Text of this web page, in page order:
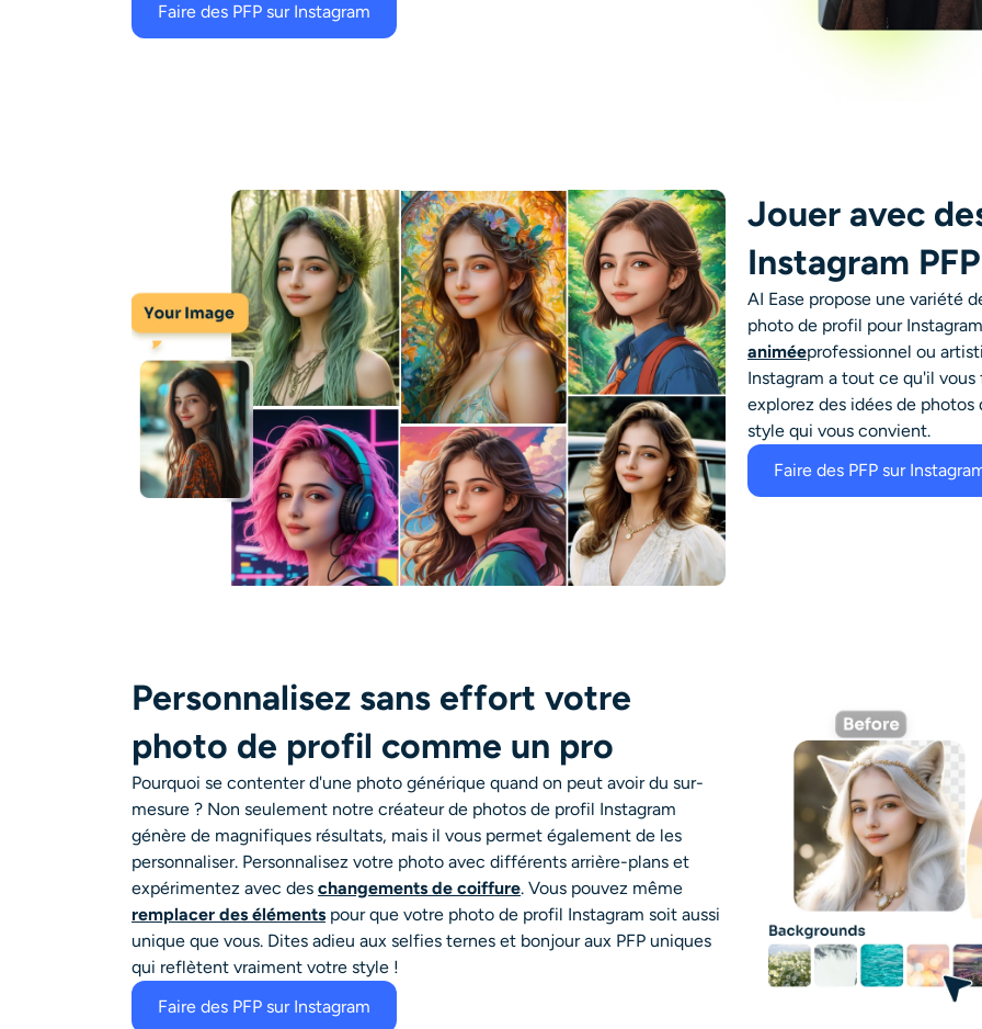
Faire des PFP sur Instagram
Jouer avec
Instagram PFP
AI Ease propose une variété
photo de profil pour
animéeprofessionnel ou
Instagram a tout ce qu'il
explorez des idées de
style qui vous convient.
Faire des PFP sur
Personnalisez sans effort votre
photo de profil comme un pro
Pourquoi se contenter d'une photo générique quand on peut avoir du sur-
mesure ? Non seulement notre créateur de photos de profil Instagram
génère de magnifiques résultats, mais il vous permet également de les
personnaliser. Personnalisez votre photo avec différents arrière-plans et
expérimentez avec des changements de coiffure. Vous pouvez même
remplacer des éléments pour que votre photo de profil Instagram soit aussi
unique que vous. Dites adieu aux selfies ternes et bonjour aux PFP uniques
qui reflètent vraiment votre style !
Faire des PFP sur Instagram